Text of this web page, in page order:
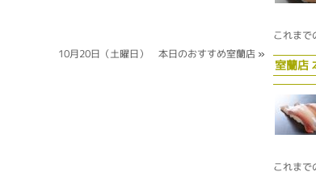
10月20日（土曜日） 本日のおすすめ室蘭店 »
これま
室蘭店
これま